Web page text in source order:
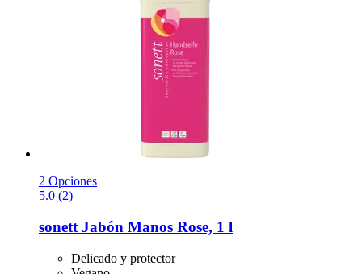
2 Opciones
5.0 (2)
sonett Jabón Manos Rose, 1 l
Delicado y protector